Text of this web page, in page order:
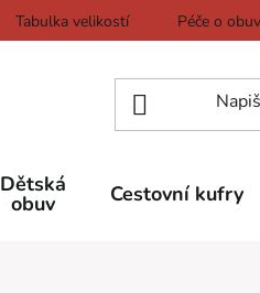
Tabulka velikostí Péče o obuv
Dětská
obuv Cestovní kufry